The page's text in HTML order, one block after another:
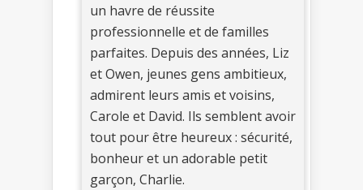
un havre de réussite
professionnelle et de familles
parfaites. Depuis des années, Liz
et Owen, jeunes gens ambitieux,
admirent leurs amis et voisins,
Carole et David. Ils semblent avoir
tout pour être heureux : sécurité,
bonheur et un adorable petit
garçon, Charlie.